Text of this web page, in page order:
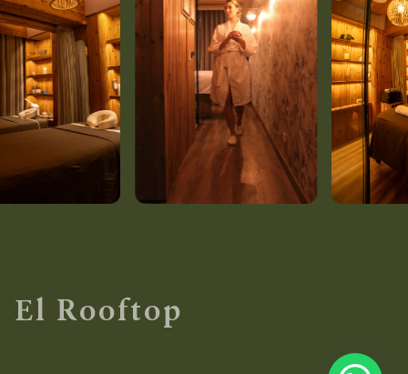
El Rooftop